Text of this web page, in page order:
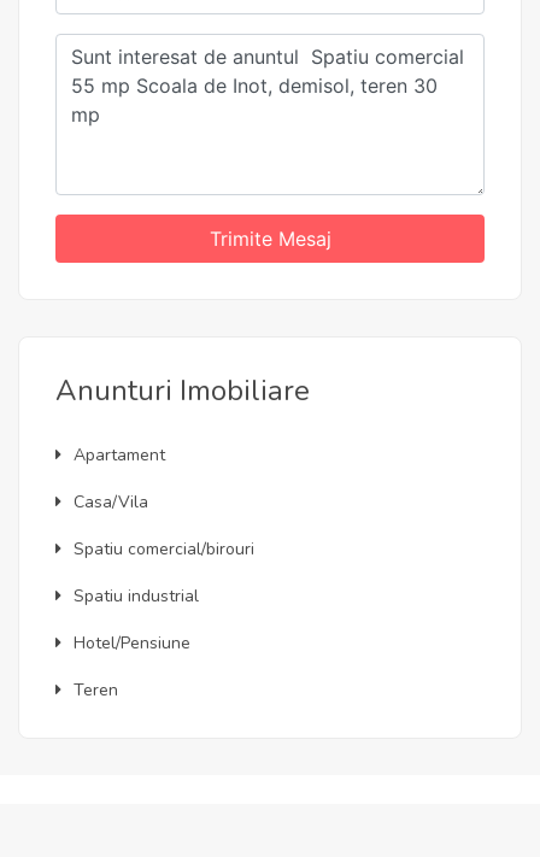
Trimite Mesaj
Anunturi Imobiliare
Apartament
Casa/Vila
Spatiu comercial/birouri
Spatiu industrial
Hotel/Pensiune
Teren